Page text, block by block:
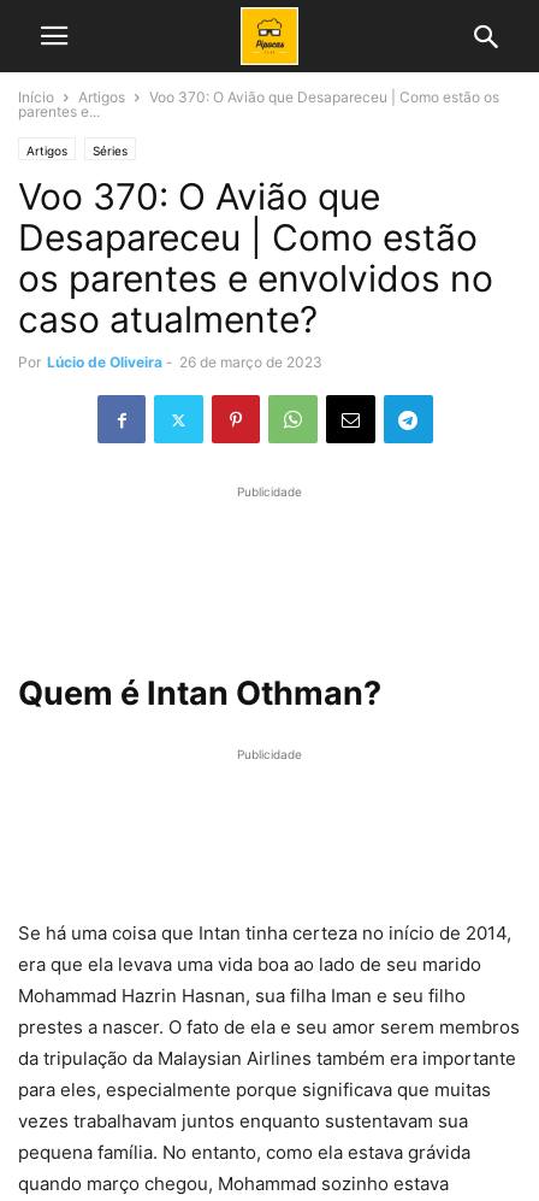
Início Artigos
Voo 370: O Avião que Desapareceu | Como estão os
parentes e...
Artigos Séries
Voo 370: O Avião que
Desapareceu | Como estão
os parentes e envolvidos no
caso atualmente?
Por Lúcio de Oliveira - 26 de março de 2023
Publicidade
Quem é Intan Othman?
Publicidade
Se há uma coisa que Intan tinha certeza no início de 2014,
era que ela levava uma vida boa ao lado de seu marido
Mohammad Hazrin Hasnan, sua filha Iman e seu filho
prestes a nascer. O fato de ela e seu amor serem membros
da tripulação da Malaysian Airlines também era importante
para eles, especialmente porque significava que muitas
vezes trabalhavam juntos enquanto sustentavam sua
pequena família. No entanto, como ela estava grávida
quando março chegou, Mohammad sozinho estava